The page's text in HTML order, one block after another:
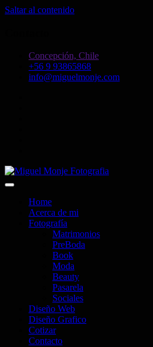
Saltar al contenido
Concepción, Chile
+56 9 93865868
info@miguelmonje.com
Miguel Monje Fotografia
Retratos y Bodas
Home
Acerca de mi
Fotografía
Matrimonios
PreBoda
Book
Moda
Beauty
Pasarela
Sociales
Diseño Web
Diseño Grafico
Cotizar
Contacto